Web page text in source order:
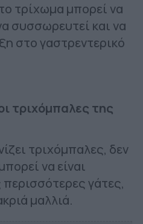
τρίχωμα μπορεί να
συσσωρευτεί και να
στο γαστρεντερικό
τριχόμπαλες της
τριχόμπαλες, δεν
να είναι
περισσότερες γάτες,
μαλλιά.